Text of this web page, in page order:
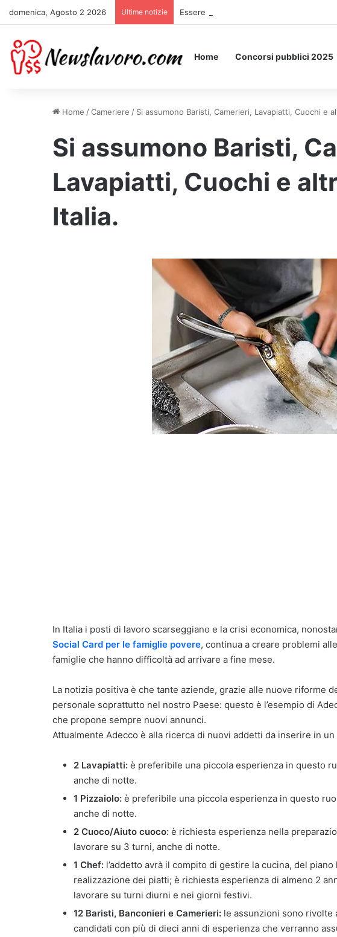
domenica, Agosto 2 2026 Ultime notizie Essere Pagati per Stare a Letto: ecco
Home Concorsi pubblici 2025
Home /Cameriere / Si assumono Baristi, Camerieri, Lavapiatti, Cuochi e
Si assumono Baristi,
Lavapiatti, Cuochi e
Italia.
In Italia i posti di lavoro scarseggiano e la crisi economica,
Social Card per le famiglie povere, continua a creare problemi
famiglie che hanno difficoltà ad arrivare a fine mese.
La notizia positiva è che tante aziende, grazie alle nuove riforme
personale soprattutto nel nostro Paese: questo è l’esempio di
che propone sempre nuovi annunci.
Attualmente Adecco è alla ricerca di nuovi addetti da inserire in
2 Lavapiatti: è preferibile una piccola esperienza in questo
anche di notte.
1 Pizzaiolo: è preferibile una piccola esperienza in questo
anche di notte.
2 Cuoco/Aiuto cuoco: è richiesta esperienza nella
lavorare su 3 turni, anche di notte.
1 Chef: l’addetto avrà il compito di gestire la cucina, del
realizzazione dei piatti; è richiesta esperienza di almeno 2
lavorare su turni diurni e nei giorni festivi.
12 Baristi, Banconieri e Camerieri: le assunzioni sono rivolte
candidati con più di dieci anni di esperienza che verranno